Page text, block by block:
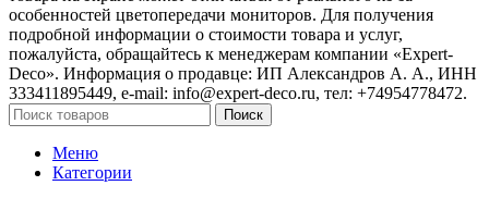
особенностей цветопередачи мониторов. Для получения
подробной информации о стоимости товара и услуг,
пожалуйста, обращайтесь к менеджерам компании «Expert-
Deco». Информация о продавце: ИП Александров А. А., ИНН
333411895449, e-mail: info@expert-deco.ru, тел: +74954778472.
Поиск
Меню
Категории